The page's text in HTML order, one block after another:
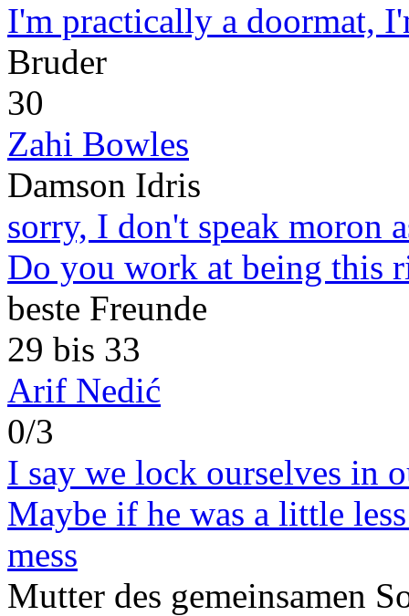
I'm practically a doormat,
Bruder
30
Zahi Bowles
Damson Idris
sorry, I don't speak moron
Do you work at being this
beste Freunde
29 bis 33
Arif Nedić
0/3
I say we lock ourselves in
Maybe if he was a little
mess
Mutter des gemeinsamen